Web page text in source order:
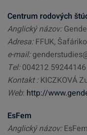
Centrum rodových
Anglický názov:
Adresa: FFUK,
e-mail:
Tel:004212
Kontakt :KICZKOVÁ
Web: http://
EsFem
Anglický názov:EsFem